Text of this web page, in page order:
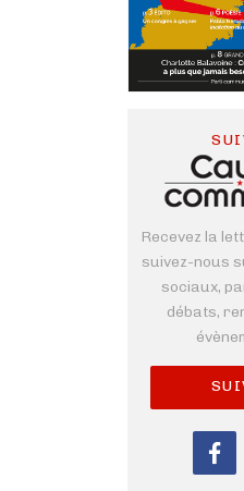
Recevez la
suivez-nous
sociaux,
débats,